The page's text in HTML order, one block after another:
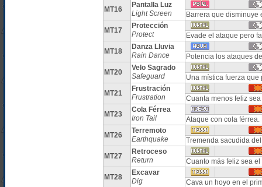
MT16
Pantalla Luz
Light Screen
Barrera que
MT17
Protección
Protect
Evade el ataque pero
MT18
Danza Lluvia
Rain Dance
Potencia los ataques
MT20
Velo Sagrado
Safeguard
Una mística fuerza
MT21
Frustración
Frustration
Cuanta menos feliz
MT23
Cola Férrea
Iron Tail
Ataque con cola
MT26
Terremoto
Earthquake
Tremenda sacudida
MT27
Retroceso
Return
Cuanto más feliz sea
MT28
Excavar
Dig
Cava un hoyo en el